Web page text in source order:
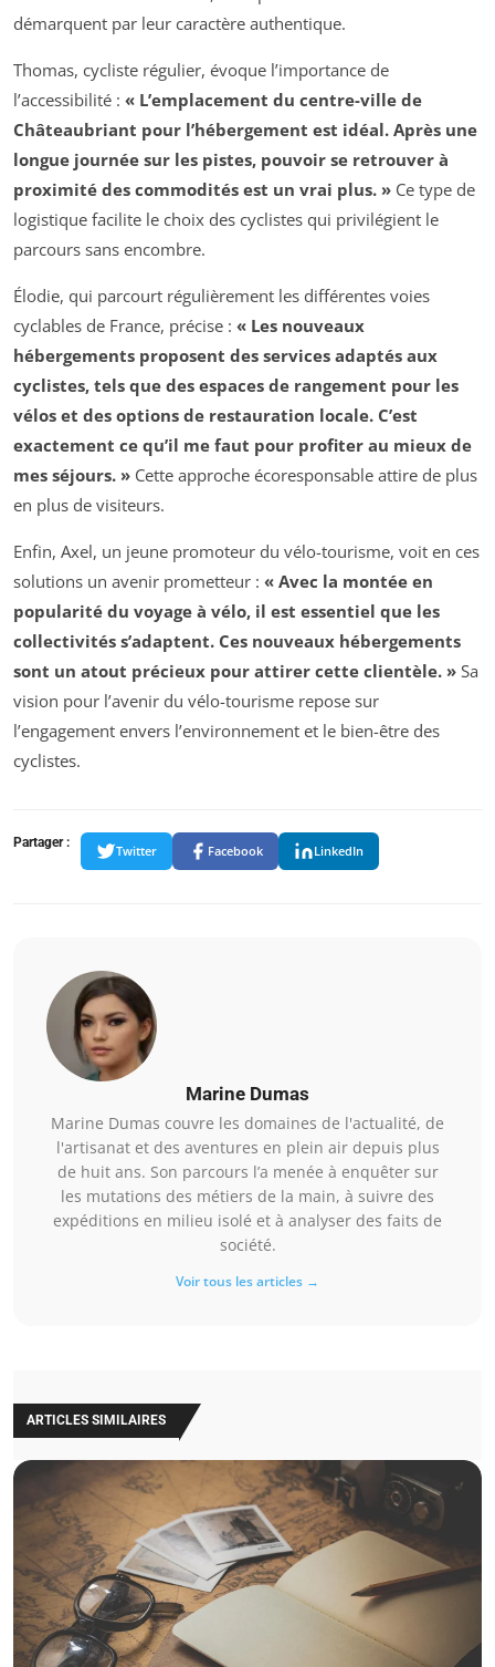
démarquent par leur caractère authentique.
Thomas, cycliste régulier, évoque l’importance de
l’accessibilité : « L’emplacement du centre-ville de
Châteaubriant pour l’hébergement est idéal. Après une
longue journée sur les pistes, pouvoir se retrouver à
proximité des commodités est un vrai plus. » Ce type de
logistique facilite le choix des cyclistes qui privilégient le
parcours sans encombre.
Élodie, qui parcourt régulièrement les différentes voies
cyclables de France, précise : « Les nouveaux
hébergements proposent des services adaptés aux
cyclistes, tels que des espaces de rangement pour les
vélos et des options de restauration locale. C’est
exactement ce qu’il me faut pour profiter au mieux de
mes séjours. » Cette approche écoresponsable attire de plus
en plus de visiteurs.
Enfin, Axel, un jeune promoteur du vélo-tourisme, voit en ces
solutions un avenir prometteur : « Avec la montée en
popularité du voyage à vélo, il est essentiel que les
collectivités s’adaptent. Ces nouveaux hébergements
sont un atout précieux pour attirer cette clientèle. » Sa
vision pour l’avenir du vélo-tourisme repose sur
l’engagement envers l’environnement et le bien-être des
cyclistes.
Partager :
Twitter Facebook LinkedIn
Marine Dumas
Marine Dumas couvre les domaines de l'actualité, de
l'artisanat et des aventures en plein air depuis plus
de huit ans. Son parcours l’a menée à enquêter sur
les mutations des métiers de la main, à suivre des
expéditions en milieu isolé et à analyser des faits de
société.
Voir tous les articles →
ARTICLES SIMILAIRES